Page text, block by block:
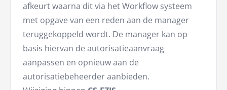
afkeurt waarna dit via het Workflow systeem
met opgave van een reden aan de manager
teruggekoppeld wordt. De manager kan op
basis hiervan de autorisatieaanvraag
aanpassen en opnieuw aan de
autorisatiebeheerder aanbieden.